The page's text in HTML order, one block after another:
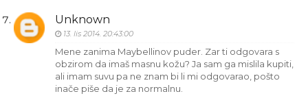
Unknown
13. lis 2014. 20:43:00
Mene zanima Maybellinov puder. Zar ti odgovara s
obzirom da imaš masnu kožu? Ja sam ga mislila kupiti,
ali imam suvu pa ne znam bi li mi odgovarao, pošto
inače piše da je za normalnu.